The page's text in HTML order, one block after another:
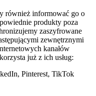
również informować go o
produkty poza
zaszyfrowane
zewnętrznymi
kanałów
już z ich usług:
Pinterest, TikTok